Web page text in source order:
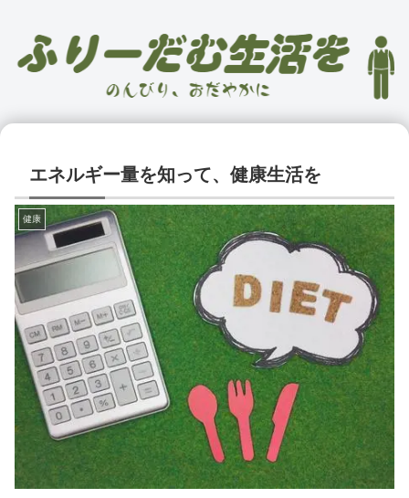
エネルギー量を知って、健康生活を
健康